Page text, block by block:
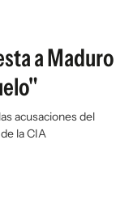
a Maduro
acusaciones del
la CIA